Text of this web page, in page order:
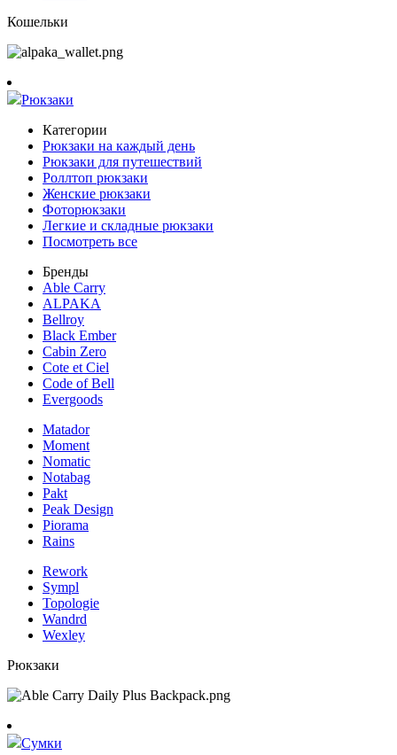
Кошельки
Рюкзаки
Категории
Рюкзаки на каждый день
Рюкзаки для путешествий
Роллтоп рюкзаки
Женские рюкзаки
Фоторюкзаки
Легкие и складные рюкзаки
Посмотреть все
Бренды
Able Carry
ALPAKA
Bellroy
Black Ember
Cabin Zero
Cote et Ciel
Code of Bell
Evergoods
Matador
Moment
Nomatic
Notabag
Pakt
Peak Design
Piorama
Rains
Rework
Sympl
Topologie
Wandrd
Wexley
Рюкзаки
Сумки